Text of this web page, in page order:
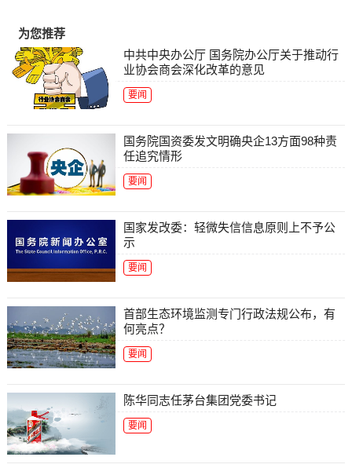
为您推荐
中共中央办公厅 国务院办公厅关于推动行
业协会商会深化改革的意见
要闻
国务院国资委发文明确央企13方面98种责
任追究情形
要闻
国家发改委：轻微失信信息原则上不予公
示
要闻
首部生态环境监测专门行政法规公布，有
何亮点？
要闻
陈华同志任茅台集团党委书记
要闻